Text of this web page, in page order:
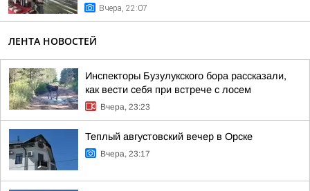
Вчера, 22:07
ЛЕНТА НОВОСТЕЙ
Инспекторы Бузулукского бора рассказали,
как вести себя при встрече с лосем
Вчера, 23:23
Теплый августовский вечер в Орске
Вчера, 23:17